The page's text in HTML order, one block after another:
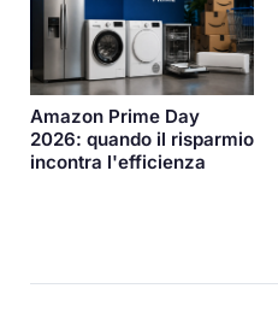
Amazon Prime Day
2026: quando il risparmio
incontra l'efficienza